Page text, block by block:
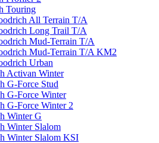
Touring
All Terrain T/A
Long Trail T/A
Mud-Terrain T/A
Mud-Terrain T/A KM2
Urban
Activan Winter
G-Force Stud
G-Force Winter
G-Force Winter 2
Winter G
Winter Slalom
Winter Slalom KSI